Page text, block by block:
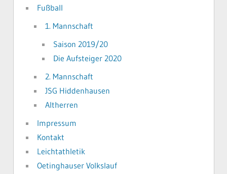
Fußball
1. Mannschaft
Saison 2019/20
Die Aufsteiger 2020
2. Mannschaft
JSG Hiddenhausen
Altherren
Impressum
Kontakt
Leichtathletik
Oetinghauser Volkslauf